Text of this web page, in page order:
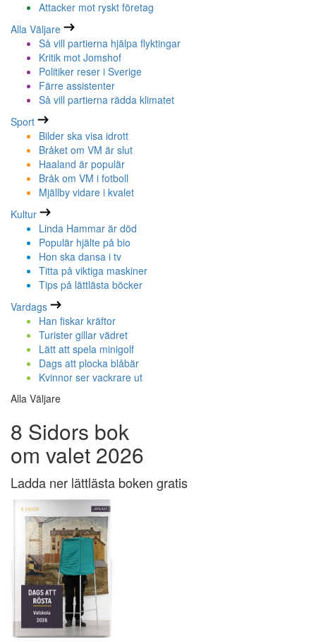
Attacker mot ryskt företag
Alla Väljare
Så vill partierna hjälpa flyktingar
Kritik mot Jomshof
Politiker reser i Sverige
Färre assistenter
Så vill partierna rädda klimatet
Sport
Bilder ska visa idrott
Bråket om VM är slut
Haaland är populär
Bråk om VM i fotboll
Mjällby vidare i kvalet
Kultur
Linda Hammar är död
Populär hjälte på bio
Hon ska dansa i tv
Titta på viktiga maskiner
Tips på lättlästa böcker
Vardags
Han fiskar kräftor
Turister gillar vädret
Lätt att spela minigolf
Dags att plocka blåbär
Kvinnor ser vackrare ut
Alla Väljare
8 Sidors bok
om valet 2026
Ladda ner lättlästa boken gratis